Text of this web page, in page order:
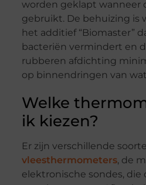
worden geklapt wanneer
gebruikt. De behuizing is
het additief “Biomaster”
bacteriën vermindert en
rubberen afdichting
op binnendringen van
Welke
ik kiezen?
Er zijn verschillende
vleesthermometers, de
elektronische sondes,